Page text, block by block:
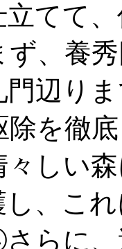
てて
ず、養
辺り
を徹
々しい
、こ
らに